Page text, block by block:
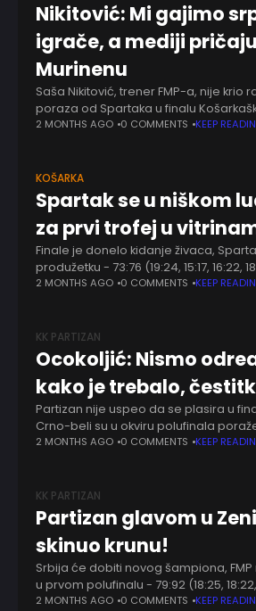
Nikitović: Mi gajimo
igrače, a mediji
Murinenu
Saša Nikitović, trener FMP-a, nije krio
poraza od Spartaka u finalu
Subotičani su posle produžetka stigli
2 MONTHS AGO 0 COMMENTS KEEP
KOŠARKA
Spartak se u niškom
za prvi trofej u
Finale je donelo kidanje živaca,
produžetku - 73:76 (19:24, 15:17, 16:22,
poene na meču postigli su Drobnjak i
2 MONTHS AGO 0 COMMENTS KEEP
KK PARTIZAN
Ocokoljić: Nismo
kako je trebalo,
Partizan nije uspeo da se plasira u
Crno-beli su u okviru polufinala
rezultatom 92:79. Po završetku meča
2 MONTHS AGO 0 COMMENTS KEEP
KK PARTIZAN
Partizan glavom u
skinuo krunu!
Srbija će dobiti novog šampiona,
u prvom polufinalu - 79:92 (18:25,
Stanojević se prvi upisao na ovom
2 MONTHS AGO 0 COMMENTS KEEP